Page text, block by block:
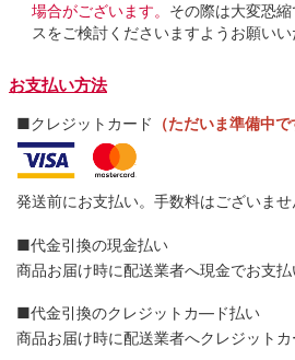
場合がございます。 その際は大変恐
スをご検討くださいますようお願いい
お支払い方法
■クレジットカード （ただいま準備中で
発送前にお支払い。手数料はございませ
■代金引換の現金払い
商品お届け時に配送業者へ現金でお支払
■代金引換のクレジットカ―ド払い
商品お届け時に配送業者へクレジットカ